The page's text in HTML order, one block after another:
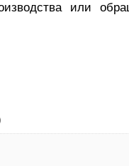
или